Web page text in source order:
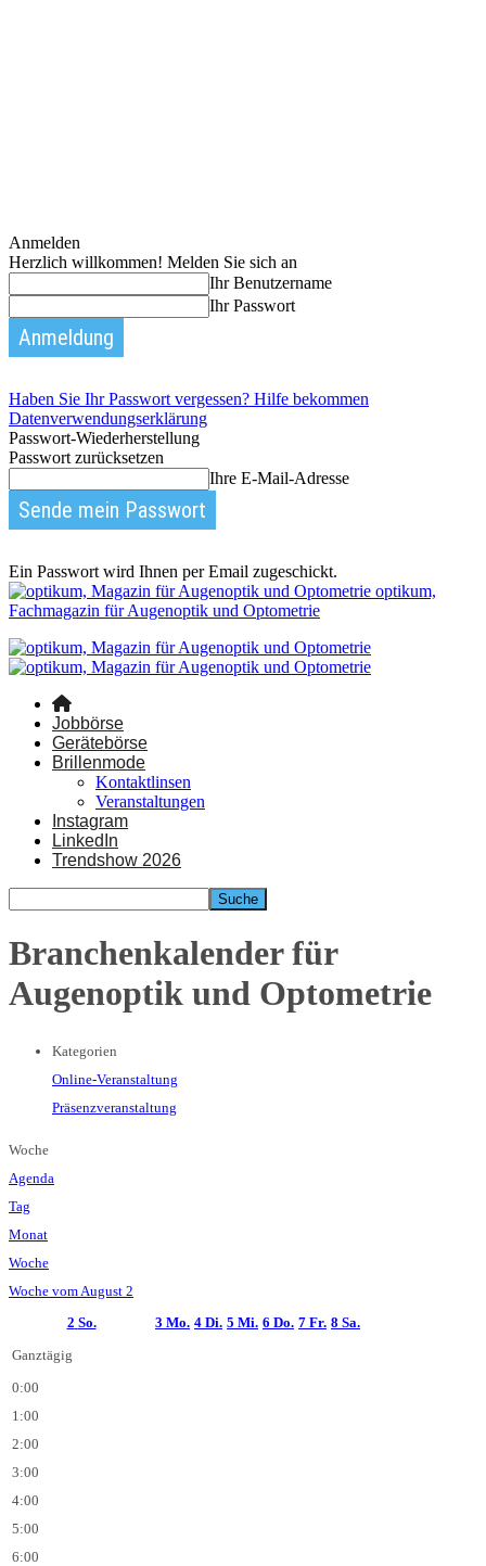
Anmelden
Herzlich willkommen! Melden Sie sich an
Ihr Benutzername
Ihr Passwort
Haben Sie Ihr Passwort vergessen? Hilfe bekommen
Datenverwendungserklärung
Passwort-Wiederherstellung
Passwort zurücksetzen
Ihre E-Mail-Adresse
Ein Passwort wird Ihnen per Email zugeschickt.
optikum,
Fachmagazin für Augenoptik und Optometrie
Jobbörse
Gerätebörse
Brillenmode
Kontaktlinsen
Veranstaltungen
Instagram
LinkedIn
Trendshow 2026
Branchenkalender für
Augenoptik und Optometrie
Kategorien
Online-Veranstaltung
Präsenzveranstaltung
Woche
Agenda
Tag
Monat
Woche
Woche vom August 2
2 So. 3 Mo. 4 Di. 5 Mi. 6 Do. 7 Fr. 8 Sa.
Ganztägig
0:00
1:00
2:00
3:00
4:00
5:00
6:00